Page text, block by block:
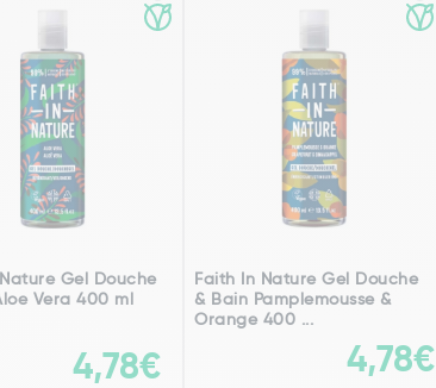
Gel Douche
Vera 400 ml
4,78€
Faith In Nature Gel Douche
& Bain Pamplemousse &
Orange 400 ...
4,78€